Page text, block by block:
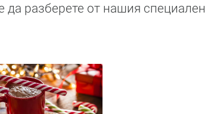
да разберете от нашия специален